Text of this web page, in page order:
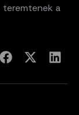
teremtenek a